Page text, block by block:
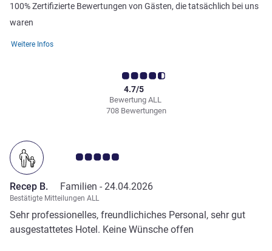
100% Zertifizierte Bewertungen von Gästen, die tatsächlich bei uns
waren
Weitere Infos
Bewertung ALL
4.7/5
708 Bewertungen
Note Kundenmeinungen 5.0/5
Recep B. Familien - 24.04.2026
Bestätigte Mitteilungen ALL
Sehr professionelles, freundlichiches Personal, sehr gut
ausgestattetes Hotel. Keine Wünsche offen